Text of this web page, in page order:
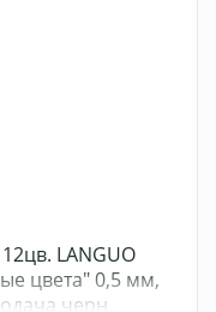
LANGUO
цвета" 0,5 мм,
черн